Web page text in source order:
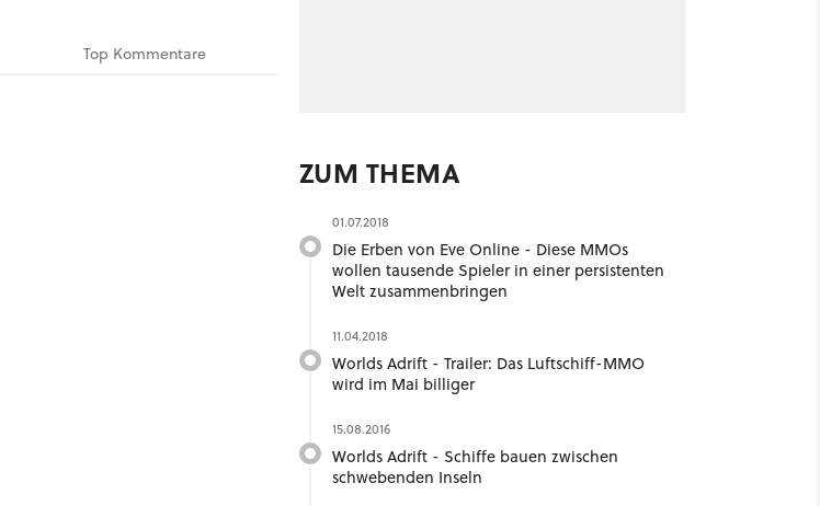
Top Kommentare
ZUM THEMA
01.07.2018
Die Erben von Eve Online - Diese MMOs
wollen tausende Spieler in einer persistenten
Welt zusammenbringen
11.04.2018
Worlds Adrift - Trailer: Das Luftschiff-MMO
wird im Mai billiger
15.08.2016
Worlds Adrift - Schiffe bauen zwischen
schwebenden Inseln